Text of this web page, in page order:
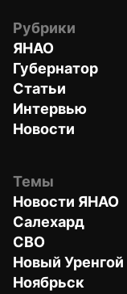
Рубрики
ЯНАО
Губернатор
Статьи
Интервью
Новости
Темы
Новости ЯНАО
Салехард
СВО
Новый Уренгой
Ноябрьск